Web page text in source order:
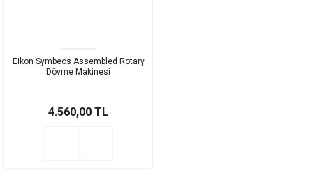
Eikon Symbeos Assembled Rotary
Dövme Makinesi
4.560,00 TL